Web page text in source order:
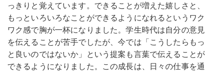
っきりと覚えています。できることが増えた嬉しさと、
もっといろいろなことができるようになれるというワク
ワク感で胸が一杯になりました。学生時代は自分の意見
を伝えることが苦手でしたが、今では「こうしたらもっ
と良いのではないか」という提案も言葉で伝えることが
できるようになりました。この成長は、日々の仕事を通